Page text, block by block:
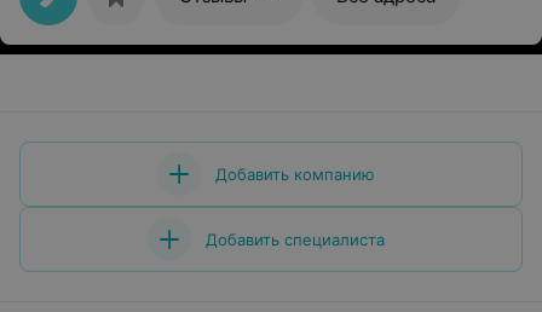
Добавить компанию
Добавить специалиста